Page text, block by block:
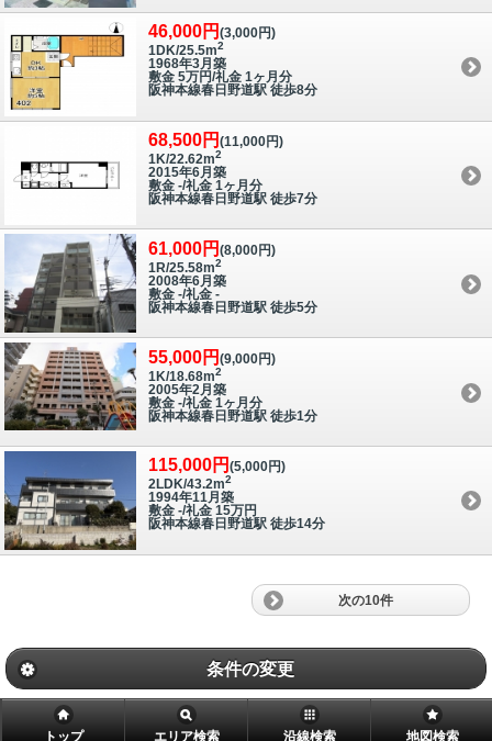
46,000円 (3,000円)
1DK/25.5m2
1968年3月築
敷金 5万円/礼金 1ヶ月分
阪神本線春日野道駅 徒歩8分
68,500円 (11,000円)
1K/22.62m2
2015年6月築
敷金 -/礼金 1ヶ月分
阪神本線春日野道駅 徒歩7分
61,000円 (8,000円)
1R/25.58m2
2008年6月築
敷金 -/礼金 -
阪神本線春日野道駅 徒歩5分
55,000円 (9,000円)
1K/18.68m2
2005年2月築
敷金 -/礼金 1ヶ月分
阪神本線春日野道駅 徒歩1分
115,000円 (5,000円)
2LDK/43.2m2
1994年11月築
敷金 -/礼金 15万円
阪神本線春日野道駅 徒歩14分
次の10件
条件の変更
トップ エリア検索 沿線検索 地図検索